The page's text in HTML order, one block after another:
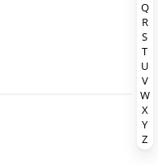
Q
R
S
T
U
V
W
X
Y
Z